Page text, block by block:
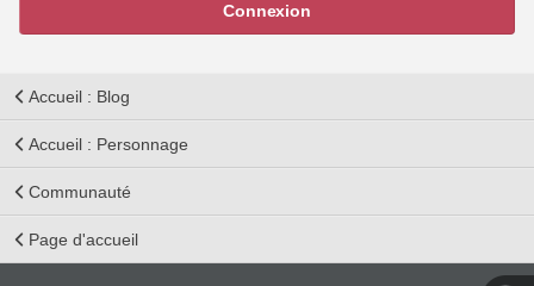
Connexion
Accueil : Blog
Accueil : Personnage
Communauté
Page d'accueil